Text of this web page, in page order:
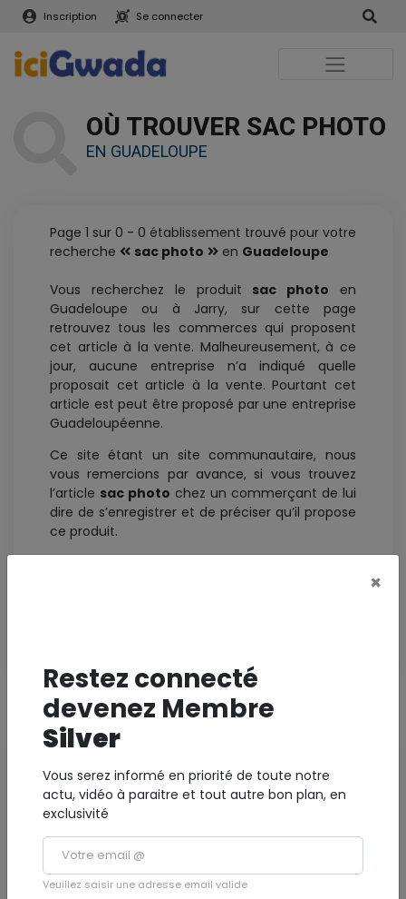
Inscription Se connecter
OÙ TROUVER SAC PHOTO
EN GUADELOUPE
Page 1 sur 0 - 0 établissement trouvé pour votre
recherche
sac photo en Guadeloupe
Vous recherchez le produit sac photo en
Guadeloupe ou à Jarry, sur cette page
retrouvez tous les commerces qui proposent
cet article à la vente. Malheureusement, à ce
jour, aucune entreprise n’a indiqué quelle
proposait cet article à la vente. Pourtant cet
article est peut être proposé par une entreprise
Guadeloupéenne.
Ce site étant un site communautaire, nous
vous remercions par avance, si vous trouvez
l’article sac photo chez un commerçant de lui
dire de s’enregistrer et de préciser qu’il propose
ce produit.
Restez connecté
devenez Membre
Silver
Vous serez informé en priorité de toute notre
actu, vidéo à paraitre et tout autre bon plan, en
exclusivité
Veuillez saisir une adresse email valide
×